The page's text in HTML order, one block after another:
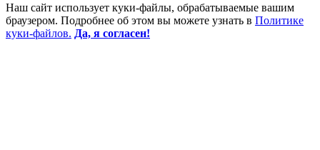
Наш сайт использует куки-файлы, обрабатываемые вашим
браузером. Подробнее об этом вы можете узнать в Политике
куки-файлов. Да, я согласен!